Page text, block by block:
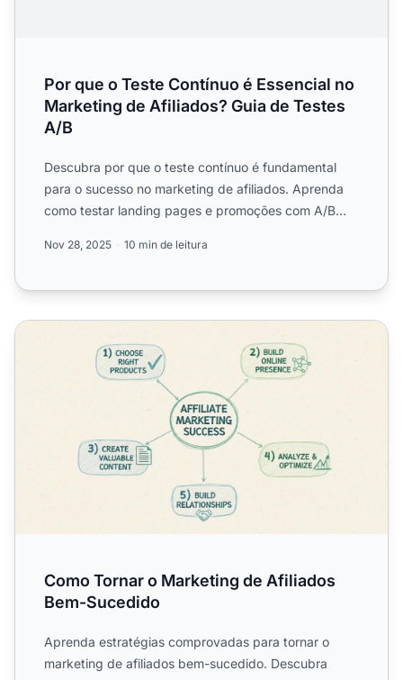
Por que o Teste Contínuo é Essencial no
Marketing de Afiliados? Guia de Testes
A/B
Descubra por que o teste contínuo é fundamental
para o sucesso no marketing de afiliados. Aprenda
como testar landing pages e promoções com A/B
Nov 28, 2025 10 min de leitura
Como Tornar o Marketing de Afiliados Bem-Sucedido
Como Tornar o Marketing de Afiliados
Bem-Sucedido
Aprenda estratégias comprovadas para tornar o
marketing de afiliados bem-sucedido. Descubra